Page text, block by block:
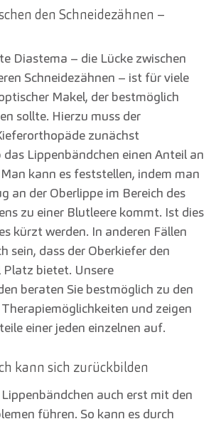
den Schneidezähnen –
Diastema – die Lücke zwischen
Schneidezähnen – ist für viele
Makel, der bestmöglich
sollte. Hierzu muss der
zunächst
Lippenbändchen einen Anteil an
kann es feststellen, indem man
an der Oberlippe im Bereich des
zu einer Blutleere kommt. Ist dies
kürzt werden. In anderen Fällen
sein, dass der Oberkiefer den
Platz bietet. Unsere
beraten Sie bestmöglich zu den
und zeigen
einer jeden einzelnen auf.
kann sich zurückbilden
auch erst mit den
führen. So kann es durch